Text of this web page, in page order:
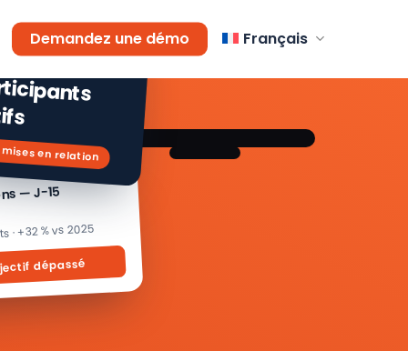
Demandez une démo Français
— J-15
· +32 % vs 2025
dépassé
de
mises en relation